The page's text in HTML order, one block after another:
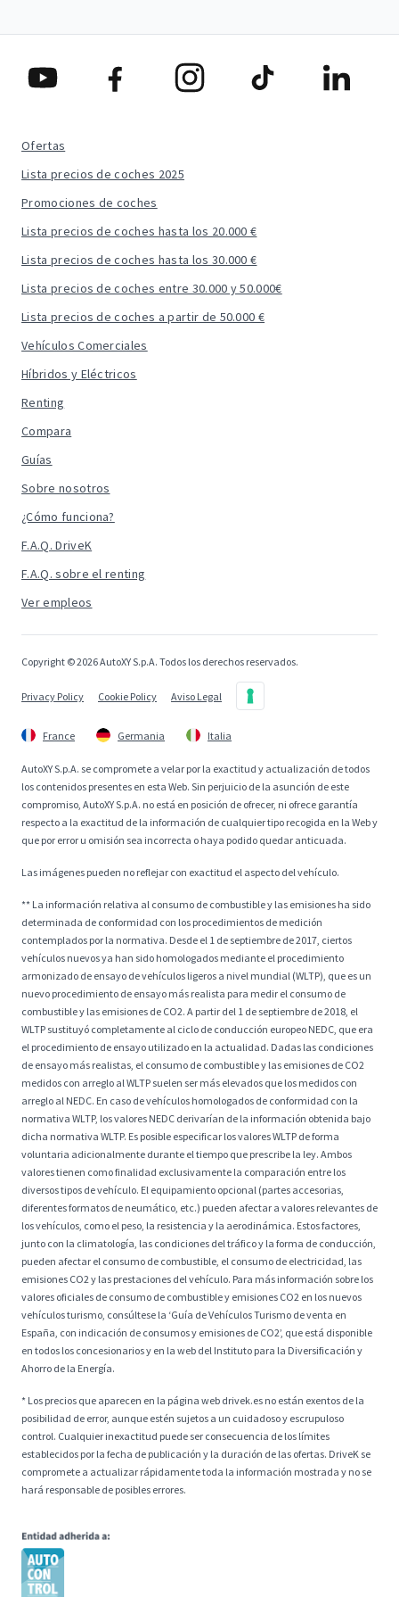
Ofertas
Lista precios de coches 2025
Promociones de coches
Lista precios de coches hasta los 20.000 €
Lista precios de coches hasta los 30.000 €
Lista precios de coches entre 30.000 y 50.000€
Lista precios de coches a partir de 50.000 €
Vehículos Comerciales
Híbridos y Eléctricos
Renting
Compara
Guías
Sobre nosotros
¿Cómo funciona?
F.A.Q. DriveK
F.A.Q. sobre el renting
Ver empleos
Copyright © 2026 AutoXY S.p.A. Todos los derechos reservados.
Privacy Policy Cookie Policy Aviso Legal
France Germania Italia
AutoXY S.p.A. se compromete a velar por la exactitud y actualización de todos
los contenidos presentes en esta Web. Sin perjuicio de la asunción de este
compromiso, AutoXY S.p.A. no está en posición de ofrecer, ni ofrece garantía
respecto a la exactitud de la información de cualquier tipo recogida en la Web y
que por error u omisión sea incorrecta o haya podido quedar anticuada.
Las imágenes pueden no reflejar con exactitud el aspecto del vehículo.
** La información relativa al consumo de combustible y las emisiones ha sido
determinada de conformidad con los procedimientos de medición
contemplados por la normativa. Desde el 1 de septiembre de 2017, ciertos
vehículos nuevos ya han sido homologados mediante el procedimiento
armonizado de ensayo de vehículos ligeros a nivel mundial (WLTP), que es un
nuevo procedimiento de ensayo más realista para medir el consumo de
combustible y las emisiones de CO2. A partir del 1 de septiembre de 2018, el
WLTP sustituyó completamente al ciclo de conducción europeo NEDC, que era
el procedimiento de ensayo utilizado en la actualidad. Dadas las condiciones
de ensayo más realistas, el consumo de combustible y las emisiones de CO2
medidos con arreglo al WLTP suelen ser más elevados que los medidos con
arreglo al NEDC. En caso de vehículos homologados de conformidad con la
normativa WLTP, los valores NEDC derivarían de la información obtenida bajo
dicha normativa WLTP. Es posible especificar los valores WLTP de forma
voluntaria adicionalmente durante el tiempo que prescribe la ley. Ambos
valores tienen como finalidad exclusivamente la comparación entre los
diversos tipos de vehículo. El equipamiento opcional (partes accesorias,
diferentes formatos de neumático, etc.) pueden afectar a valores relevantes de
los vehículos, como el peso, la resistencia y la aerodinámica. Estos factores,
junto con la climatología, las condiciones del tráfico y la forma de conducción,
pueden afectar el consumo de combustible, el consumo de electricidad, las
emisiones CO2 y las prestaciones del vehículo. Para más información sobre los
valores oficiales de consumo de combustible y emisiones CO2 en los nuevos
vehículos turismo, consúltese la ‘Guía de Vehículos Turismo de venta en
España, con indicación de consumos y emisiones de CO2’, que está disponible
en todos los concesionarios y en la web del Instituto para la Diversificación y
Ahorro de la Energía.
* Los precios que aparecen en la página web drivek.es no están exentos de la
posibilidad de error, aunque estén sujetos a un cuidadoso y escrupuloso
control. Cualquier inexactitud puede ser consecuencia de los límites
establecidos por la fecha de publicación y la duración de las ofertas. DriveK se
compromete a actualizar rápidamente toda la información mostrada y no se
hará responsable de posibles errores.